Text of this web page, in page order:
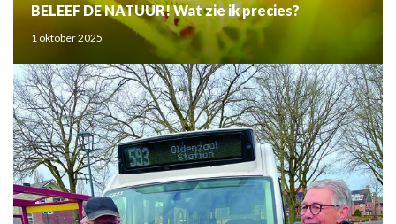
BELEEF DE NATUUR! Wat zie ik precies?
1 oktober 2025